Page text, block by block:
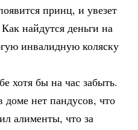
принц, и увезет
найдутся деньги на
инвалидную коляску
хотя бы на час забыть.
доме нет пандусов, что
алименты, что за